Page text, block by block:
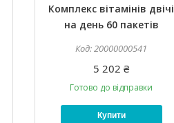
Комплекс вітамінів двічі
на день 60 пакетів
20000000541
5 202 ₴
Готово до відправки
Купити